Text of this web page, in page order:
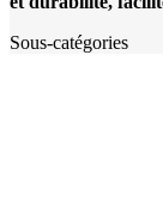
Sous-catégories